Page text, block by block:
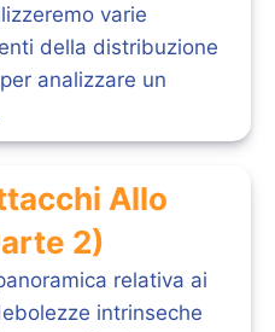
varie
della distribuzione
analizzare un
Allo
2)
relativa ai
intrinseche